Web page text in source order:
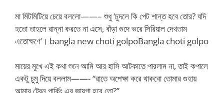
মা মিটমিটিয়ে চেয়ে বললো——– শুধু ‘চুদলে কি পেট শান্ত হবে তোর? যদি
হতো তাহলে রান্না করতে না এসে, বাঁড়া গুদে ভরে সিরিয়াল দেখতাম
এতোক্ষণে’। bangla new choti golpoBangla choti golpo
মায়ের মুখে এই কথা শুনে আমি আর হাসি আটকাতে পারলাম না, তাই কপালে
একটু চুমু দিয়ে বললাম——- “রাতে অপেক্ষা করে থাকবো তোমার গুহায়